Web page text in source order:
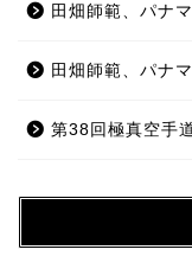
田畑師範、パナマ
田畑師範、パナ
第38回極真空手